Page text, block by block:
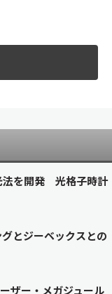
法を開発 光格子時計
とジーベックスとの
ザー・メガジュール